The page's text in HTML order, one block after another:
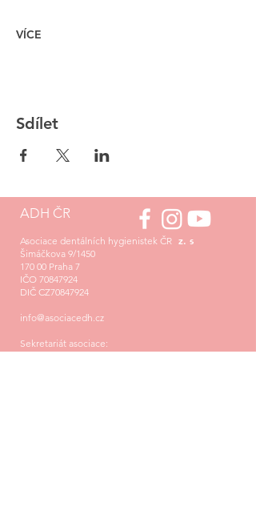
VÍCE
Sdílet
ADH ČR
Asociace dentálních hygienistek ČR z. s
Šimáčkova 9/1450
170 00 Praha 7
IČO 70847924
DIČ CZ70847924
info@asociacedh.cz
Sekretariát asociace: